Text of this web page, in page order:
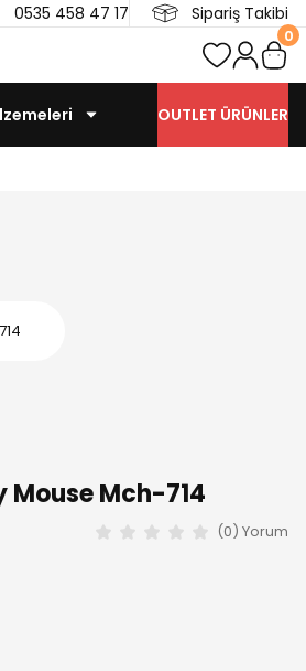
0535 458 47 17 Sipariş Takibi
0
OUTLET ÜRÜNLER
Mouse Mch-714
(0) Yorum